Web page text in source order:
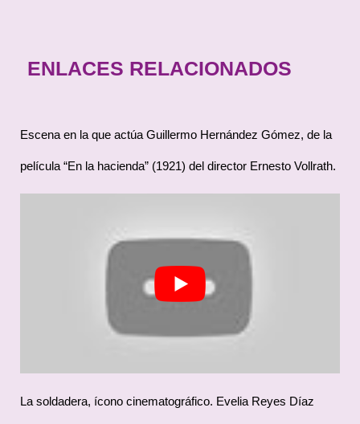
ENLACES RELACIONADOS
Escena en la que actúa Guillermo Hernández Gómez, de la
película “En la hacienda” (1921) del director Ernesto Vollrath.
La soldadera, ícono cinematográfico. Evelia Reyes Díaz